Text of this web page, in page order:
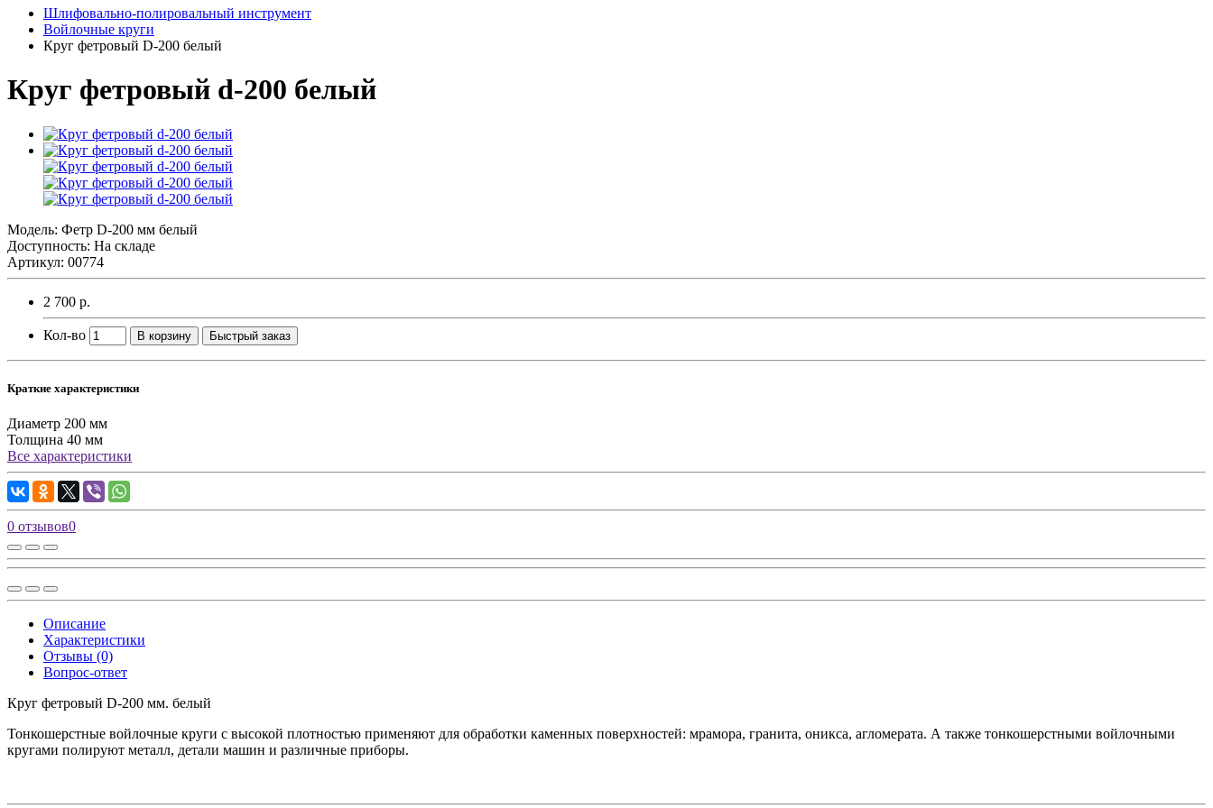
Шлифовально-полировальный инструмент
Войлочные круги
Круг фетровый D-200 белый
Круг фетровый d-200 белый
Модель: Фетр D-200 мм белый
Доступность: На складе
Артикул: 00774
2 700 р.
Кол-во В корзину Быстрый заказ
Краткие характеристики
Диаметр 200 мм
Толщина 40 мм
Все характеристики
0 отзывов0
Описание
Характеристики
Отзывы (0)
Вопрос-ответ
Круг фетровый D-200 мм. белый
Тонкошерстные войлочные круги с высокой плотностью применяют для обработки каменных поверхностей: мрамора, гранита, оникса, агломерата. А также тонкошерстными войлочными
кругами полируют металл, детали машин и различные приборы.